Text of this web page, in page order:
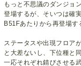
もっと不思議のダンジョ
登場するが、そいつは確
B51Fあたりから再登場す
ステータスや出現フロア
と大差ないし、下位種と
一応それぞれ錆びさせる